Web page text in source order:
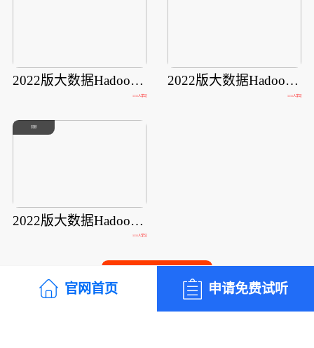
2022版大数据Hadoop入门2022版大数
1111人学习
2022版大数据Hadoop入门2022版大数
1111人学习
回顾
2022版大数据Hadoop入门2022版大数
1111人学习
官网首页 申请免费试听